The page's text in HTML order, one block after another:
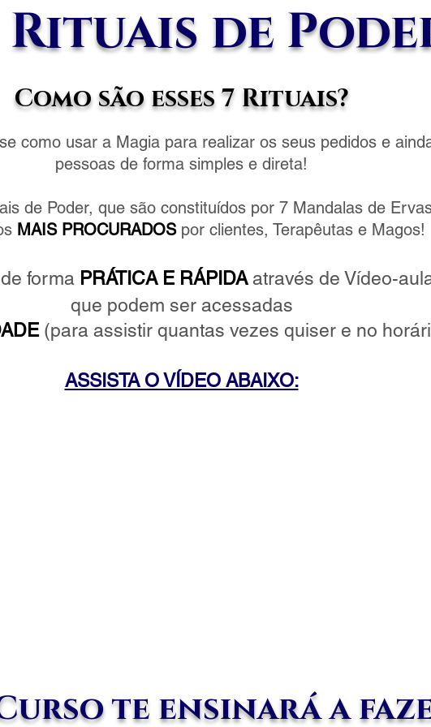
Rituais de
Como são esses 7 Rituais?
como usar a Magia para realizar os seus pedidos e
pessoas de forma simples e direta!
de Poder, que são constituídos por 7 Mandalas de
MAIS PROCURADOSpor clientes, Terapêutas e Magos!
forma PRÁTICA E RÁPIDAatravés de Vídeo-
que podem ser acessadas
(para assistir quantas vezes quiser e no
ASSISTA O VÍDEO ABAIXO:
te ensinará a